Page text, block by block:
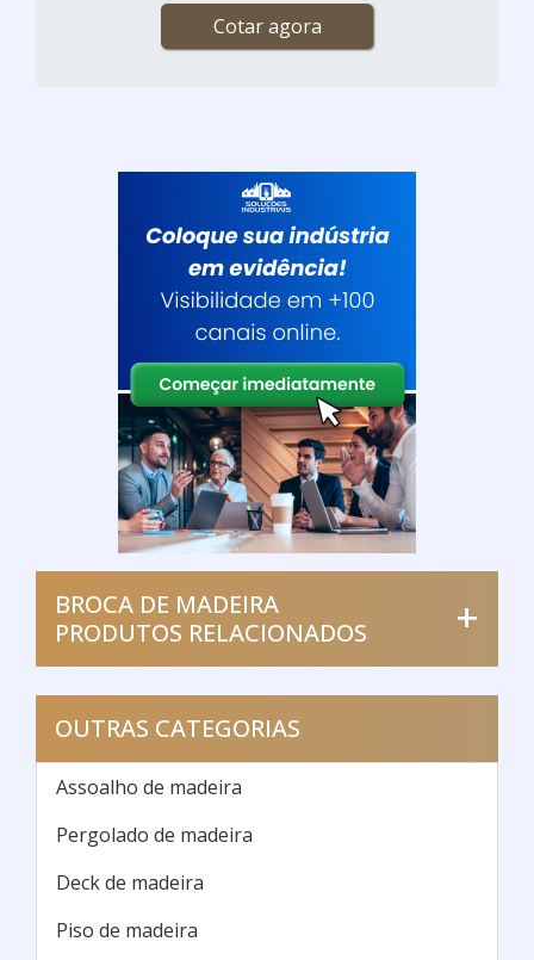
Cotar agora
BROCA DE MADEIRA
PRODUTOS RELACIONADOS
OUTRAS CATEGORIAS
Assoalho de madeira
Pergolado de madeira
Deck de madeira
Piso de madeira